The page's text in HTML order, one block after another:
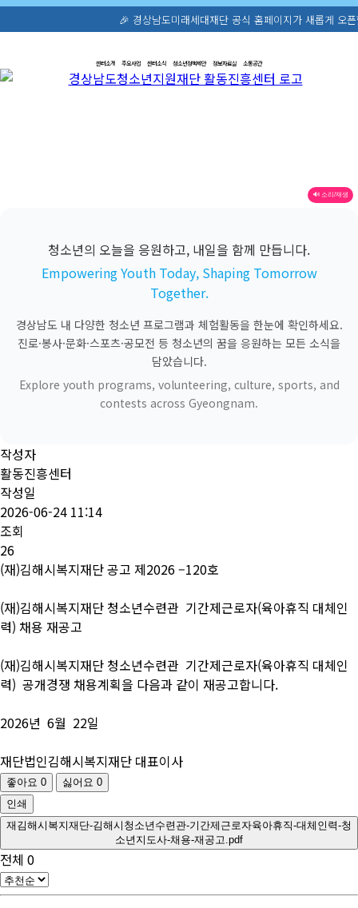
🎉 경상남도미래세대재단 공식 홈페이지가 새롭게 오픈했습니다!
센터소개 주요사업 센터소식 청소년정책제안 정보자료실 소통공간
🔊 소리/재생
청소년의 오늘을 응원하고, 내일을 함께 만듭니다.
Empowering Youth Today, Shaping Tomorrow
Together.
경상남도 내 다양한 청소년 프로그램과 체험활동을 한눈에 확인하세요.
진로·봉사·문화·스포츠·공모전 등 청소년의 꿈을 응원하는 모든 소식을
담았습니다.
Explore youth programs, volunteering, culture, sports, and
contests across Gyeongnam.
작성자
활동진흥센터
작성일
2026-06-24 11:14
조회
26
(재)김해시복지재단 공고 제2026 –120호
(재)김해시복지재단 청소년수련관 기간제근로자(육아휴직 대체인
력) 채용 재공고
(재)김해시복지재단 청소년수련관 기간제근로자(육아휴직 대체인
력) 공개경쟁 채용계획을 다음과 같이 재공고합니다.
2026년 6월 22일
재단법인김해시복지재단 대표이사
좋아요 0 싫어요 0
인쇄
재김해시복지재단-김해시청소년수련관-기간제근로자육아휴직-대체인력-청
소년지도사-채용-재공고.pdf
전체 0